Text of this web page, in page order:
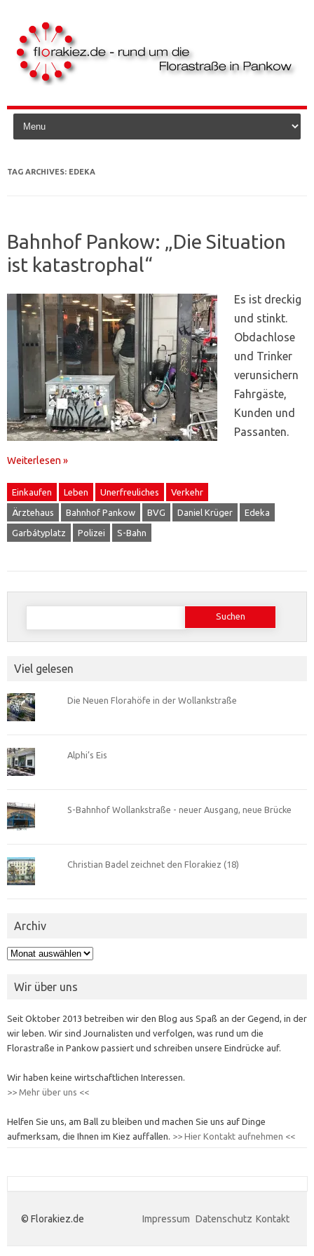
Skip to content
TAG ARCHIVES: EDEKA
Bahnhof Pankow: „Die Situation
ist katastrophal“
Es ist dreckig
und stinkt.
Obdachlose
und Trinker
verunsichern
Fahrgäste,
Kunden und
Passanten.
Weiterlesen »
Einkaufen Leben Unerfreuliches Verkehr
Ärztehaus Bahnhof Pankow BVG Daniel Krüger Edeka
Garbátyplatz Polizei S-Bahn
Suchen
Viel gelesen
Die Neuen Florahöfe in der Wollankstraße
Alphi’s Eis
S-Bahnhof Wollankstraße - neuer Ausgang, neue Brücke
Christian Badel zeichnet den Florakiez (18)
Archiv
Archiv
Wir über uns
Seit Oktober 2013 betreiben wir den Blog aus Spaß an der Gegend, in der
wir leben. Wir sind Journalisten und verfolgen, was rund um die
Florastraße in Pankow passiert und schreiben unsere Eindrücke auf.
Wir haben keine wirtschaftlichen Interessen.
>> Mehr über uns <<
Helfen Sie uns, am Ball zu bleiben und machen Sie uns auf Dinge
aufmerksam, die Ihnen im Kiez auffallen. >> Hier Kontakt aufnehmen <<
© Florakiez.de Impressum Datenschutz Kontakt